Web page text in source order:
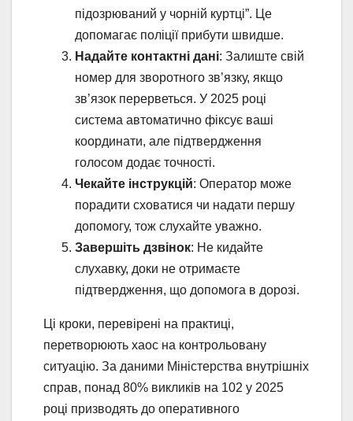
підозрюваний у чорній куртці”. Це
допомагає поліції прибути швидше.
Надайте контактні дані: Залиште свій
номер для зворотного зв’язку, якщо
зв’язок перерветься. У 2025 році
система автоматично фіксує ваші
координати, але підтвердження
голосом додає точності.
Чекайте інструкцій: Оператор може
порадити сховатися чи надати першу
допомогу, тож слухайте уважно.
Завершіть дзвінок: Не кидайте
слухавку, доки не отримаєте
підтвердження, що допомога в дорозі.
Ці кроки, перевірені на практиці,
перетворюють хаос на контрольовану
ситуацію. За даними Міністерства внутрішніх
справ, понад 80% викликів на 102 у 2025
році призводять до оперативного